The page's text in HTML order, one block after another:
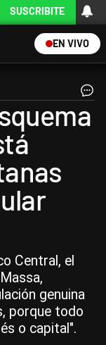
SUSCRIBITE
EN VIVO
Central, el
genuina
porque todo
o capital".